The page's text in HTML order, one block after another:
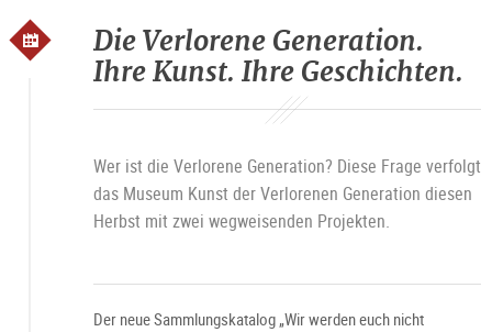
Die Verlorene Generation.
Ihre Kunst. Ihre Geschichten.
Wer ist die Verlorene Generation? Diese Frage verfolgt
das Museum Kunst der Verlorenen Generation diesen
Herbst mit zwei wegweisenden Projekten.
Der neue Sammlungskatalog „Wir werden euch nicht